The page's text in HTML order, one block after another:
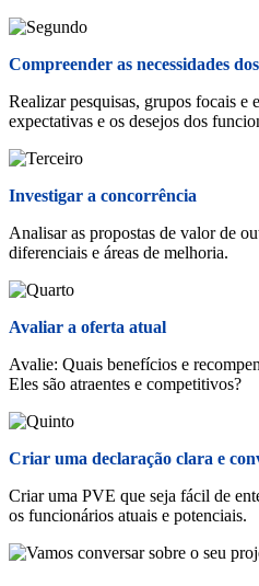
Compreender as necessidades
Realizar pesquisas, grupos focais e
expectativas e os desejos dos
Investigar a concorrência
Analisar as propostas de valor de
diferenciais e áreas de melhoria.
Avaliar a oferta atual
Avalie: Quais benefícios e
Eles são atraentes e competitivos?
Criar uma declaração clara e
Criar uma PVE que seja fácil de
os funcionários atuais e potenciais.